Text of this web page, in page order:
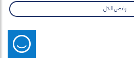
رفض الكل